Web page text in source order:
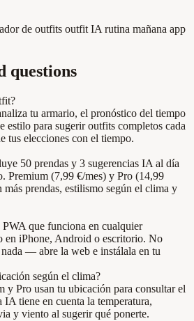
de outfits outfit IA rutina mañana app
questions
tu armario, el pronóstico del tiempo
estilo para sugerir outfits completos cada
tus elecciones con el tiempo.
50 prendas y 3 sugerencias IA al día
Premium (7,99 €/mes) y Pro (14,99
más prendas, estilismo según el clima y
que funciona en cualquier
en iPhone, Android o escritorio. No
nada — abre la web e instálala en tu
según el clima?
y Pro usan tu ubicación para consultar el
tiene en cuenta la temperatura,
y viento al sugerir qué ponerte.